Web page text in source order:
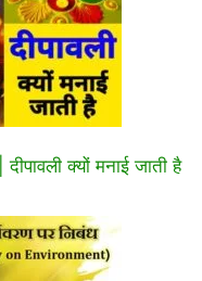
क्यों मनाई जाती है